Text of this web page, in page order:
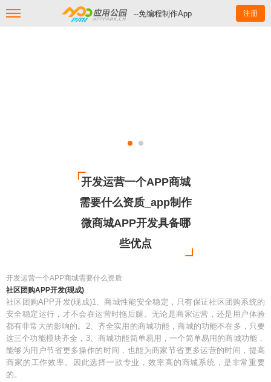
--免编程制作App 注册
开发运营一个APP商城
需要什么资质_app制作
微商城APP开发具备哪
些优点
开发运营一个APP商城需要什么资质
社区团购APP开发(现成)
社区团购APP开发(现成)1、商城性能安全稳定，只有保证社区团购系统的
安全稳定运行，才不会在运营时拖后腿。无论是商家运营，还是用户体验
都有非常大的影响的。2、齐全实用的商城功能，商城的功能不在多，只要
这三个功能模块齐全，3、商城功能简单易用，一个简单易用的商城功能，
能够为用户节省更多操作的时间，也能为商家节省更多运营的时间，提高
商家的工作效率。因此选择一款专业，效率高的商城系统，是非常重要
的。